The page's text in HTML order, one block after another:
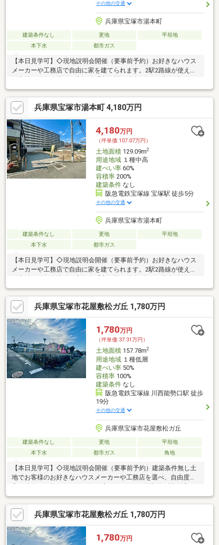
その他の交通
兵庫県宝塚市湯本町
建築条件なし 更地
平坦地
本下水
都市ガス
【本日見学可】◇現地説明会開催（要事前予約）お好きなハウス
メーカーや工務店で自由に家を建てられます。2駅2路線が使える
「宝塚駅」徒歩6分）
兵庫県宝塚市湯本町 4,180万円
4,180万円
（坪単価:107.07万円）
土地面積129.09m2
用途地域１種中高
建ぺい率60%
容積率200%
建築条件なし
阪急電鉄宝塚線 宝塚駅 徒歩5分
その他の交通
兵庫県宝塚市湯本町
建築条件なし 更地
平坦地
本下水
都市ガス
【本日見学可】◇現地説明会開催（要事前予約）お好きなハウス
メーカーや工務店で自由に家を建てられます。2駅2路線が使える
「宝塚駅」徒歩6分）
兵庫県宝塚市花屋敷松ガ丘 1,780万円
1,780万円
（坪単価:37.31万円）
土地面積157.78m2
用途地域１種低層
建ぺい率50%
容積率100%
建築条件なし
阪急電鉄宝塚線 川西能勢口駅 徒歩
19分
その他の交通
兵庫県宝塚市花屋敷松ガ丘
建築条件なし 更地
平坦地
本下水
都市ガス 角地
【本日見学可】◇現地説明会開催（要事前予約）建築条件無し土
地でお客様のお好きなハウスメーカーや工務店を選べ、自由度の
高い建築が可能です。約47坪の広さがあり、2面接道で開放感が
あります。
兵庫県宝塚市花屋敷松ガ丘 1,780万円
1,780万円